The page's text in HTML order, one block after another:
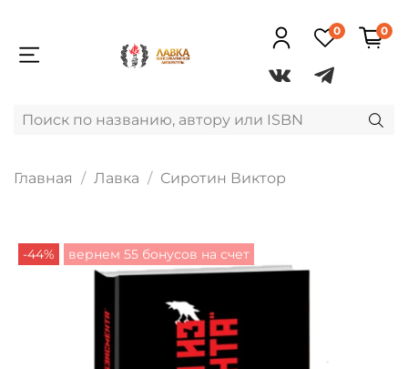
0 0
Главная Лавка Сиротин Виктор
-44% вернем 55 бонусов на счет